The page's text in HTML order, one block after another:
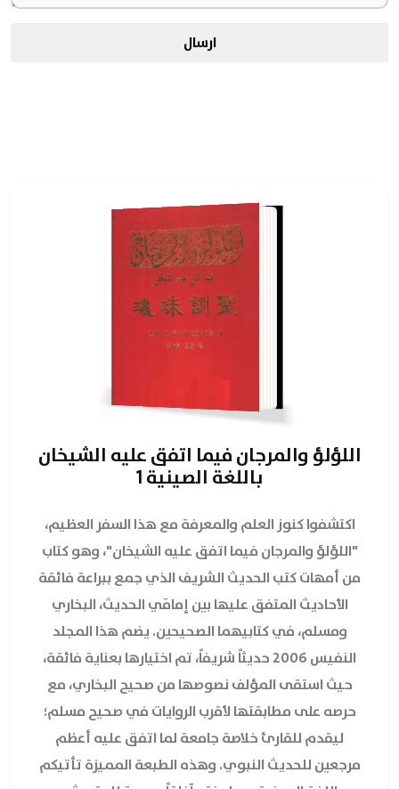
ارسال
اللؤلؤ والمرجان فيما اتفق عليه الشيخان
باللغة الصينية 1
اكتشفوا كنوز العلم والمعرفة مع هذا السفر العظيم،
"اللؤلؤ والمرجان فيما اتفق عليه الشيخان"، وهو كتاب
من أمهات كتب الحديث الشريف الذي جمع ببراعة فائقة
الأحاديث المتفق عليها بين إمامَي الحديث، البخاري
ومسلم، في كتابيهما الصحيحين. يضم هذا المجلد
النفيس 2006 حديثاً شريفاً، تم اختيارها بعناية فائقة،
حيث استقى المؤلف نصوصها من صحيح البخاري، مع
حرصه على مطابقتها لأقرب الروايات في صحيح مسلم؛
ليقدم للقارئ خلاصة جامعة لما اتفق عليه أعظم
مرجعين للحديث النبوي. وهذه الطبعة المميزة تأتيكم